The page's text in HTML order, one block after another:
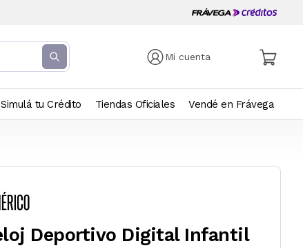
Mi cuenta
Simulá tu Crédito Tiendas Oficiales Vendé en Frávega
Deportivo Digital Infantil